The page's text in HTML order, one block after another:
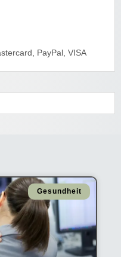
PayPal, VISA
Gesundheit